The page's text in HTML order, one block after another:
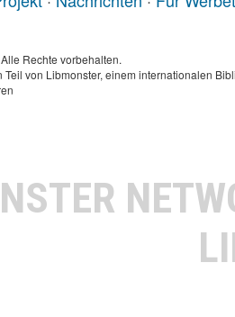
Rechte vorbehalten.
Teil von Libmonster, einem internationalen